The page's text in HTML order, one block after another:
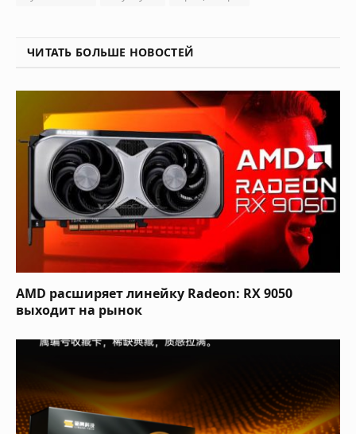
ЧИТАТЬ БОЛЬШЕ НОВОСТЕЙ
AMD расширяет линейку Radeon: RX 9050
выходит на рынок